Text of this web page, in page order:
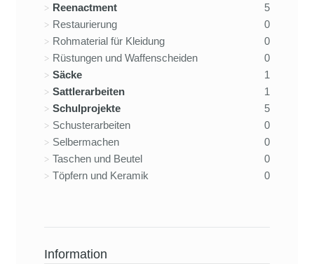
Reenactment
5
Restaurierung
0
Rohmaterial für Kleidung
0
Rüstungen und Waffenscheiden
0
Säcke
1
Sattlerarbeiten
1
Schulprojekte
5
Schusterarbeiten
0
Selbermachen
0
Taschen und Beutel
0
Töpfern und Keramik
0
Information